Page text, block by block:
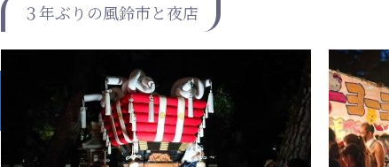
３年ぶりの風鈴市と夜店